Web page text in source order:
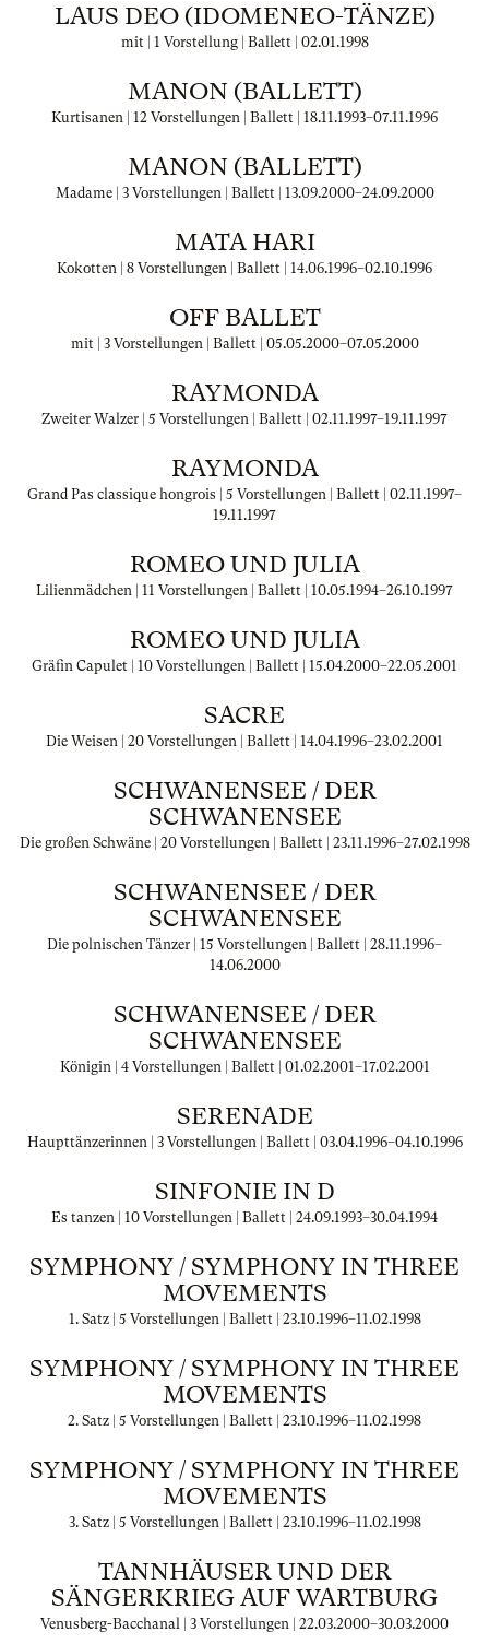
LAUS DEO (IDOMENEO-TÄNZE)
mit | 1 Vorstellung | Ballett | 02.01.1998
MANON (BALLETT)
Kurtisanen | 12 Vorstellungen | Ballett | 18.11.1993–07.11.1996
MANON (BALLETT)
Madame | 3 Vorstellungen | Ballett | 13.09.2000–24.09.2000
MATA HARI
Kokotten | 8 Vorstellungen | Ballett | 14.06.1996–02.10.1996
OFF BALLET
mit | 3 Vorstellungen | Ballett | 05.05.2000–07.05.2000
RAYMONDA
Zweiter Walzer | 5 Vorstellungen | Ballett | 02.11.1997–19.11.1997
RAYMONDA
Grand Pas classique hongrois | 5 Vorstellungen | Ballett | 02.11.1997–
19.11.1997
ROMEO UND JULIA
Lilienmädchen | 11 Vorstellungen | Ballett | 10.05.1994–26.10.1997
ROMEO UND JULIA
Gräfin Capulet | 10 Vorstellungen | Ballett | 15.04.2000–22.05.2001
SACRE
Die Weisen | 20 Vorstellungen | Ballett | 14.04.1996–23.02.2001
SCHWANENSEE / DER
SCHWANENSEE
Die großen Schwäne | 20 Vorstellungen | Ballett | 23.11.1996–27.02.1998
SCHWANENSEE / DER
SCHWANENSEE
Die polnischen Tänzer | 15 Vorstellungen | Ballett | 28.11.1996–
14.06.2000
SCHWANENSEE / DER
SCHWANENSEE
Königin | 4 Vorstellungen | Ballett | 01.02.2001–17.02.2001
SERENADE
Haupttänzerinnen | 3 Vorstellungen | Ballett | 03.04.1996–04.10.1996
SINFONIE IN D
Es tanzen | 10 Vorstellungen | Ballett | 24.09.1993–30.04.1994
SYMPHONY / SYMPHONY IN THREE
MOVEMENTS
1. Satz | 5 Vorstellungen | Ballett | 23.10.1996–11.02.1998
SYMPHONY / SYMPHONY IN THREE
MOVEMENTS
2. Satz | 5 Vorstellungen | Ballett | 23.10.1996–11.02.1998
SYMPHONY / SYMPHONY IN THREE
MOVEMENTS
3. Satz | 5 Vorstellungen | Ballett | 23.10.1996–11.02.1998
TANNHÄUSER UND DER
SÄNGERKRIEG AUF WARTBURG
Venusberg-Bacchanal | 3 Vorstellungen | 22.03.2000–30.03.2000